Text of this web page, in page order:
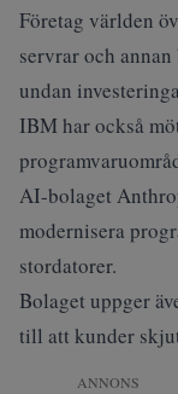
Företag världen
servrar och
undan
IBM har också
AI-bolaget
modernisera
stordatorer.
Bolaget uppger
till att kunder
ANNONS